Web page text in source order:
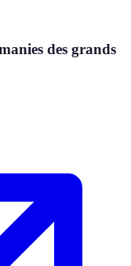
des grands